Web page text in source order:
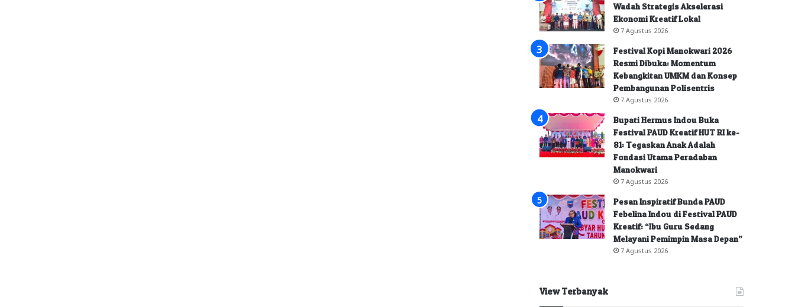
Wadah Strategis Akselerasi
Ekonomi Kreatif Lokal
7 Agustus 2026
Festival Kopi Manokwari 2026
Resmi Dibuka: Momentum
Kebangkitan UMKM dan Konsep
Pembangunan Polisentris
7 Agustus 2026
Bupati Hermus Indou Buka
Festival PAUD Kreatif HUT RI ke-
81: Tegaskan Anak Adalah
Fondasi Utama Peradaban
Manokwari
7 Agustus 2026
Pesan Inspiratif Bunda PAUD
Febelina Indou di Festival PAUD
Kreatif: “Ibu Guru Sedang
Melayani Pemimpin Masa Depan”
7 Agustus 2026
View Terbanyak